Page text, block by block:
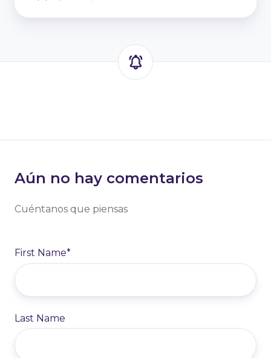
Aún no hay comentarios
Cuéntanos que piensas
First Name*
Last Name